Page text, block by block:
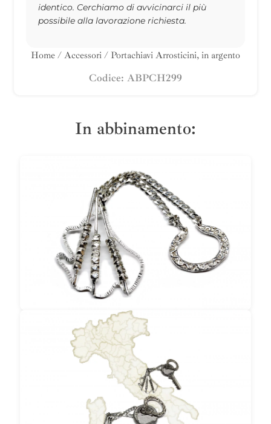
identico. Cerchiamo di avvicinarci il più
possibile alla lavorazione richiesta.
Home / Accessori / Portachiavi Arrosticini, in argento
Codice: ABPCH299
In abbinamento: